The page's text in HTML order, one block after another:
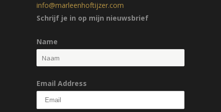
info@marleenhoftijzer.com
Schrijf je in op mijn nieuwsbrief
Name
Email Address